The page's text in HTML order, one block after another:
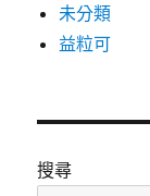
未分類
益粒可
搜尋